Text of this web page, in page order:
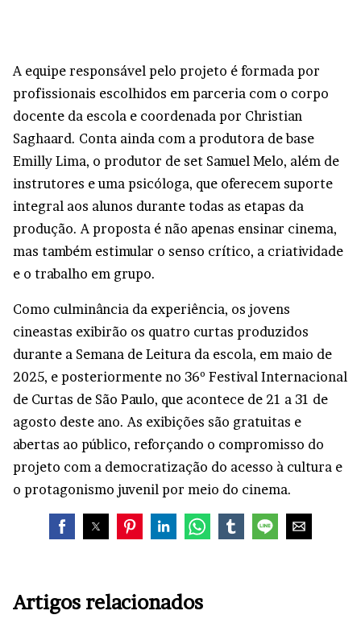
A equipe responsável pelo projeto é formada por
profissionais escolhidos em parceria com o corpo
docente da escola e coordenada por Christian
Saghaard. Conta ainda com a produtora de base
Emilly Lima, o produtor de set Samuel Melo, além de
instrutores e uma psicóloga, que oferecem suporte
integral aos alunos durante todas as etapas da
produção. A proposta é não apenas ensinar cinema,
mas também estimular o senso crítico, a criatividade
e o trabalho em grupo.
Como culminância da experiência, os jovens
cineastas exibirão os quatro curtas produzidos
durante a Semana de Leitura da escola, em maio de
2025, e posteriormente no 36º Festival Internacional
de Curtas de São Paulo, que acontece de 21 a 31 de
agosto deste ano. As exibições são gratuitas e
abertas ao público, reforçando o compromisso do
projeto com a democratização do acesso à cultura e
o protagonismo juvenil por meio do cinema.
Artigos relacionados